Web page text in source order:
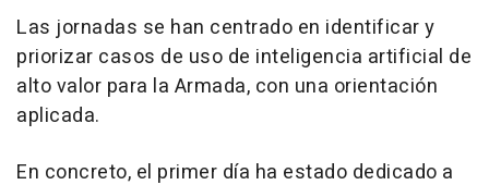
Las jornadas se han centrado en identificar y
priorizar casos de uso de inteligencia artificial de
alto valor para la Armada, con una orientación
aplicada.
En concreto, el primer día ha estado dedicado a